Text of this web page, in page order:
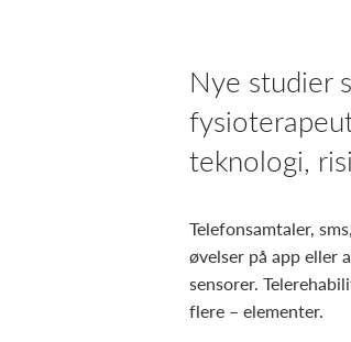
Nye studier
teknologi,
Telefonsamtaler,
øvelser på app eller
sensorer.
flere – elementer.